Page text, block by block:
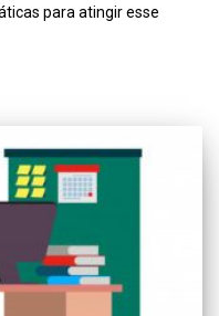
para atingir esse